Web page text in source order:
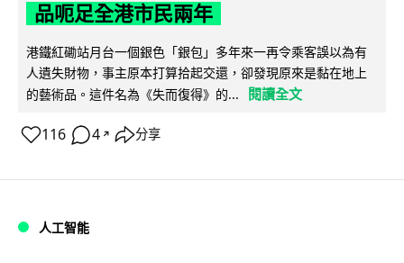
品呃足全港市民兩年
港鐵紅磡站月台一個銀色「銀包」多年來一再令乘客誤以為有
人遺失財物，事主原本打算拾起交還，卻發現原來是黏在地上
的藝術品。這件名為《失而復得》的...
閱讀全文
116 4 ↗ 分享
人工智能